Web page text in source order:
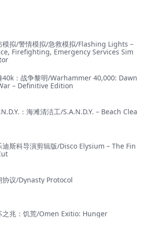
模拟/警情模拟/急救模拟/Flashing Lights –
Firefighting, Emergency Services Sim
40k：战争黎明/Warhammer 40,000: Dawn
– Definitive Edition
：海滩清洁工/S.A.N.D.Y. – Beach Clea
迪斯科导演剪辑版/Disco Elysium – The Fin
协议/Dynasty Protocol
之兆：饥荒/Omen Exitio: Hunger